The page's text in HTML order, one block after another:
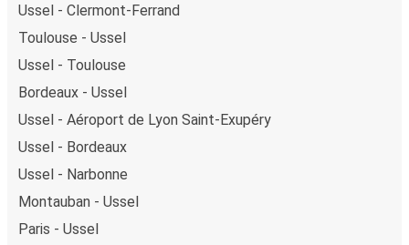
Ussel - Clermont-Ferrand
Toulouse - Ussel
Ussel - Toulouse
Bordeaux - Ussel
Ussel - Aéroport de Lyon Saint-Exupéry
Ussel - Bordeaux
Ussel - Narbonne
Montauban - Ussel
Paris - Ussel